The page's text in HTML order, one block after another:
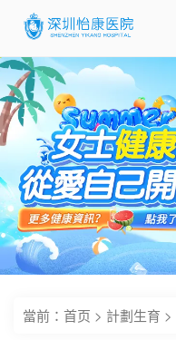
當前： 首页 > 計劃生育 >